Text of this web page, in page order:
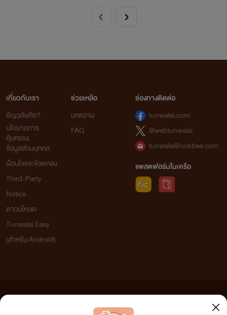
เกี่ยวกับเรา
ธัญวลัยคือ?
นโยบายการ
คุ้มครอง
ข้อมูลส่วนบุคคล
เงื่อนไขและข้อตกลง
Third-Party
Notice
ดาวน์โหลด
Tunwalai Easy
(สำหรับ Android)
ช่วยเหลือ
บทความ
FAQ
ช่องทางติดต่อ
tunwalai.com
@webtunwalai
tunwalai@ookbee.com
แพลตฟอร์มในเครือ
เว็บไซต์แห่งนี้ไม่ได้เห็นด้วยและไม่ขอรับผิดชอบต่อข้อความใดๆ ทั้งสิ้น ดังนั้นผู้อ่านทุกท่านโปรดใช้